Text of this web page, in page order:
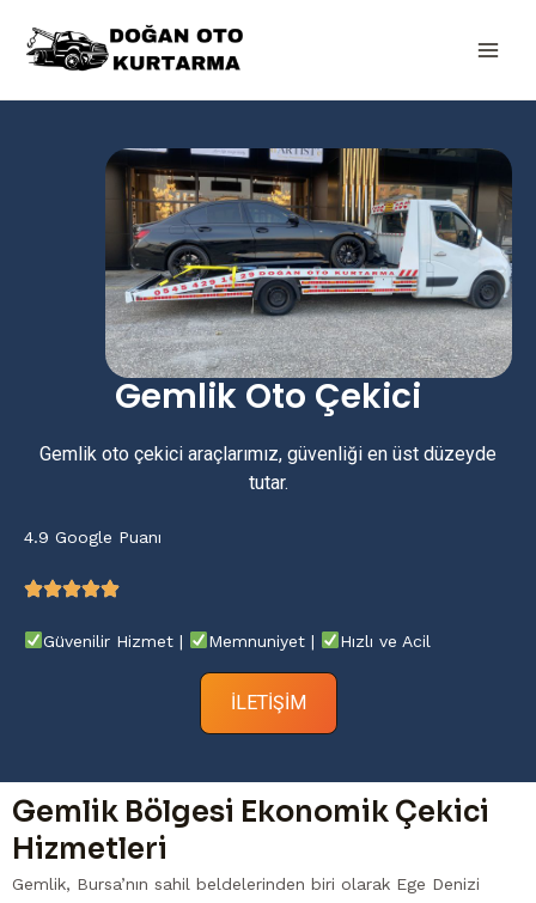
atla
Gemlik Oto Çekici
Gemlik oto çekici araçlarımız, güvenliği en üst düzeyde
tutar.
4.9 Google Puanı
Güvenilir Hizmet | Memnuniyet | Hızlı ve Acil
İLETIŞIM
Gemlik Bölgesi Ekonomik Çekici
Hizmetleri
Gemlik, Bursa’nın sahil beldelerinden biri olarak Ege Denizi